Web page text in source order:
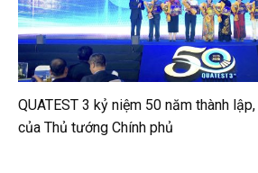
QUATEST 3 kỷ niệm 50 năm thành
của Thủ tướng Chính phủ